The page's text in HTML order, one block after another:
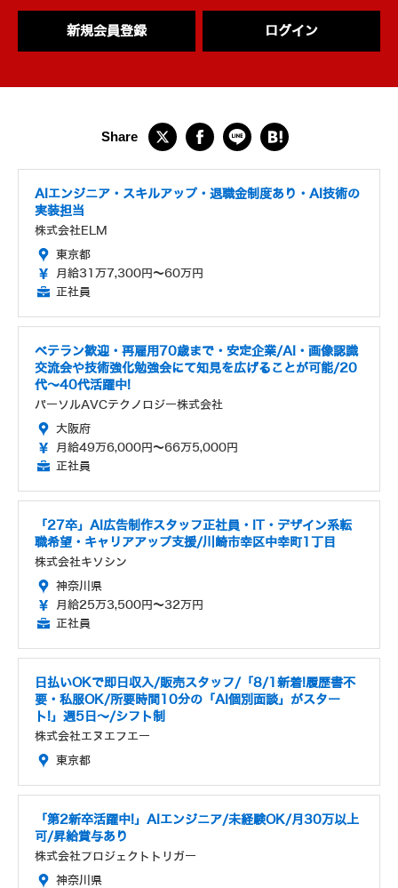
新規会員登録 ログイン
AIエンジニア・スキルアップ・退職金制度あり・AI技術の
実装担当
株式会社ELM
東京都
月給31万7,300円～60万円
正社員
ベテラン歓迎・再雇用70歳まで・安定企業/AI・画像認識
交流会や技術強化勉強会にて知見を広げることが可能/20
代～40代活躍中!
パーソルAVCテクノロジー株式会社
大阪府
月給49万6,000円～66万5,000円
正社員
「27卒」AI広告制作スタッフ正社員・IT・デザイン系転
職希望・キャリアアップ支援/川崎市幸区中幸町1丁目
株式会社キソシン
神奈川県
月給25万3,500円～32万円
正社員
日払いOKで即日収入/販売スタッフ/「8/1新着!履歴書不
要・私服OK/所要時間10分の「AI個別面談」がスター
ト!」週5日～/シフト制
株式会社エヌエフエー
東京都
「第2新卒活躍中!」AIエンジニア/未経験OK/月30万以上
可/昇給賞与あり
株式会社プロジェクトトリガー
神奈川県